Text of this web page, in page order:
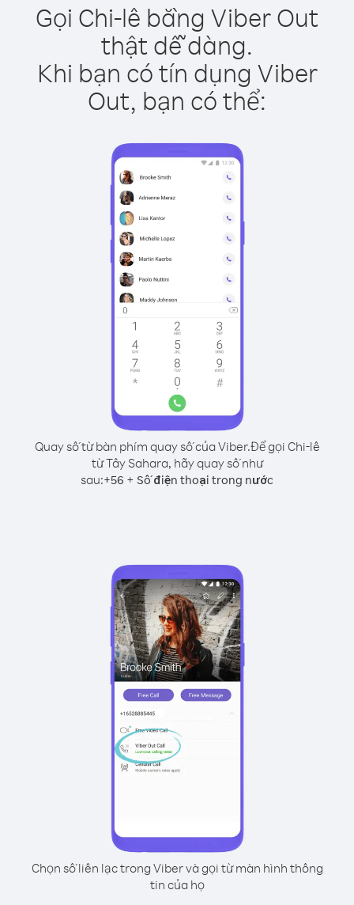
Gọi Chi-lê bằng Viber Out
thật dễ dàng.
Khi bạn có tín dụng Viber
Out, bạn có thể:
Quay số từ bàn phím quay số của Viber.Để gọi Chi-lê
từ Tây Sahara, hãy quay số như
sau:+56 + Số điện thoại trong nước
Chọn số liên lạc trong Viber và gọi từ màn hình thông
tin của họ